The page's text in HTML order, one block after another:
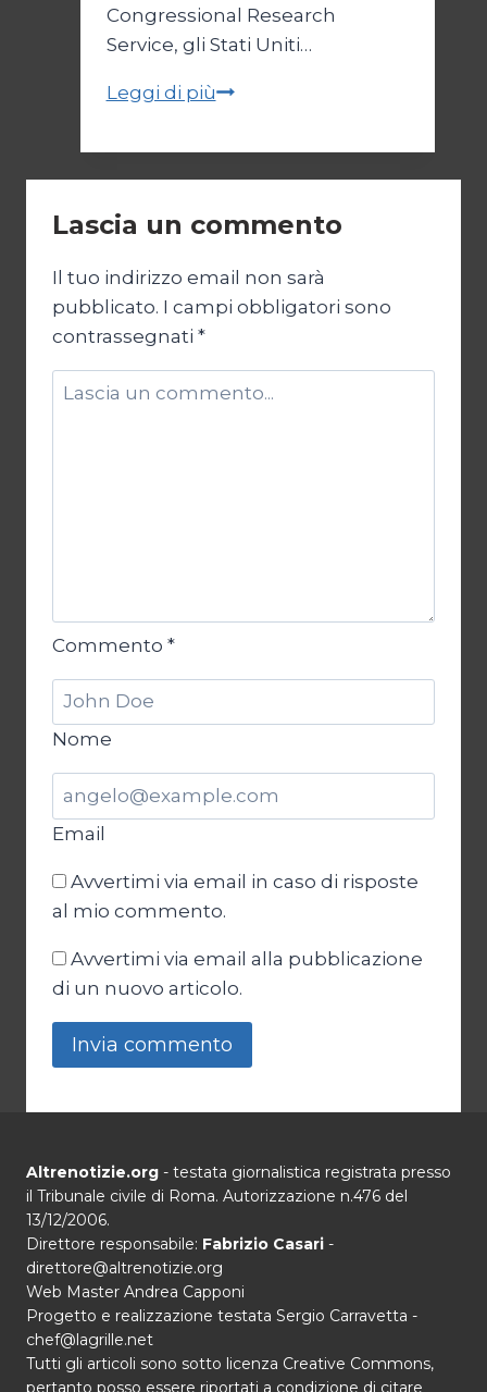
Congressional Research
Service, gli Stati Uniti…
Leggi di piùRussia
Cina:
addio
dollaro?
Lascia un commento
Il tuo indirizzo email non sarà
pubblicato. I campi obbligatori sono
contrassegnati *
Commento *
Nome
Email
Avvertimi via email in caso di risposte
al mio commento.
Avvertimi via email alla pubblicazione
di un nuovo articolo.
Altrenotizie.org - testata giornalistica registrata presso
il Tribunale civile di Roma. Autorizzazione n.476 del
13/12/2006.
Direttore responsabile: Fabrizio Casari -
direttore@altrenotizie.org
Web Master Andrea Capponi
Progetto e realizzazione testata Sergio Carravetta -
chef@lagrille.net
Tutti gli articoli sono sotto licenza Creative Commons,
pertanto posso essere riportati a condizione di citare